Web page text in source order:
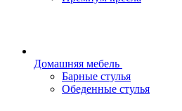
Домашняя мебель
Барные стулья
Обеденные стулья